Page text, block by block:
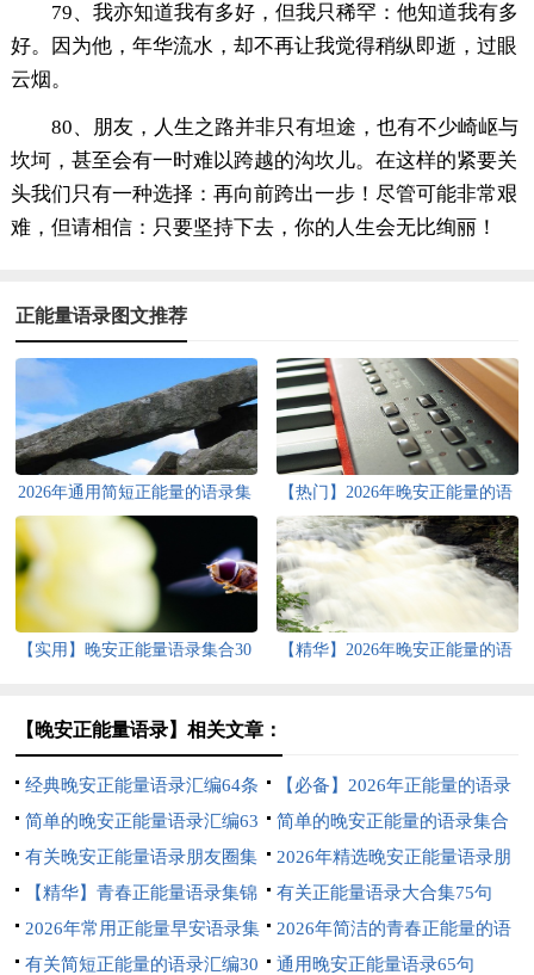
79、我亦知道我有多好，但我只稀罕：他知道我有多
好。因为他，年华流水，却不再让我觉得稍纵即逝，过眼
云烟。
80、朋友，人生之路并非只有坦途，也有不少崎岖与
坎坷，甚至会有一时难以跨越的沟坎儿。在这样的紧要关
头我们只有一种选择：再向前跨出一步！尽管可能非常艰
难，但请相信：只要坚持下去，你的人生会无比绚丽！
正能量语录图文推荐
2026年通用简短正能量的语录集
合38句
【热门】2026年晚安正能量的语
录集锦96句
【实用】晚安正能量语录集合30
【精华】2026年晚安正能量的语
【晚安正能量语录】相关文章：
经典晚安正能量语录汇编64条
【必备】2026年正能量的语录
汇总65条
简单的晚安正能量语录汇编63
条
简单的晚安正能量的语录集合
76句
有关晚安正能量语录朋友圈集
锦84条
2026年精选晚安正能量语录朋
友圈集锦73条
【精华】青春正能量语录集锦
52句
有关正能量语录大合集75句
2026年常用正能量早安语录集
合43条
2026年简洁的青春正能量的语
录锦集39条
有关简短正能量的语录汇编30 通用晚安正能量语录65句